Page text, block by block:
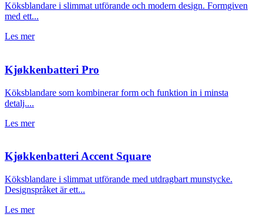
Köksblandare i slimmat utförande och modern design. Formgiven
med ett...
Les mer
Kjøkkenbatteri Pro
Köksblandare som kombinerar form och funktion in i minsta
detalj....
Les mer
Kjøkkenbatteri Accent Square
Köksblandare i slimmat utförande med utdragbart munstycke.
Designspråket är ett...
Les mer